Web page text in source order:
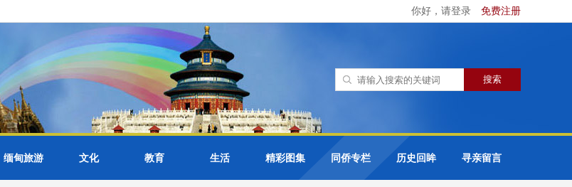
你好，请登录 免费注册
缅甸旅游 文化 教育 生活 精彩图集 同侨专栏 历史回眸 寻亲留言